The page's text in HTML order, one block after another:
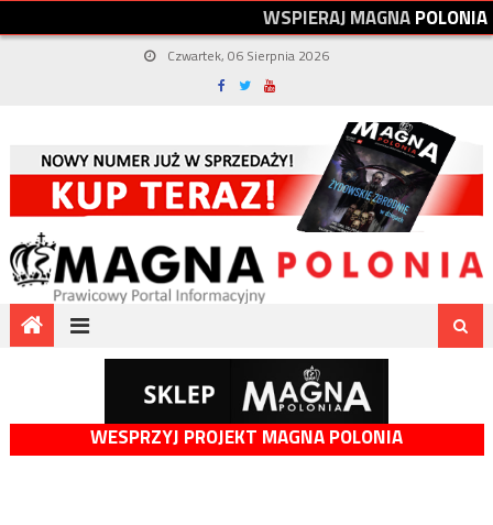
WSPIERAJMAGNAPOLONIA
Czwartek, 06 Sierpnia 2026
WESPRZYJ PROJEKT MAGNA POLONIA